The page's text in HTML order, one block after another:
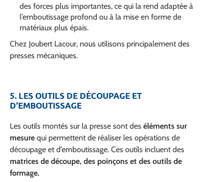
des forces plus importantes, ce qui la rend adaptée à
l’emboutissage profond ou à la mise en forme de
matériaux plus épais.
Chez Joubert Lacour, nous utilisons principalement des
presses mécaniques.
5. LES OUTILS DE DÉCOUPAGE ET
D’EMBOUTISSAGE
Les outils montés sur la presse sont des éléments sur
mesure qui permettent de réaliser les opérations de
découpage et d’emboutissage. Ces outils incluent des
matrices de découpe, des poinçons et des outils de
formage.